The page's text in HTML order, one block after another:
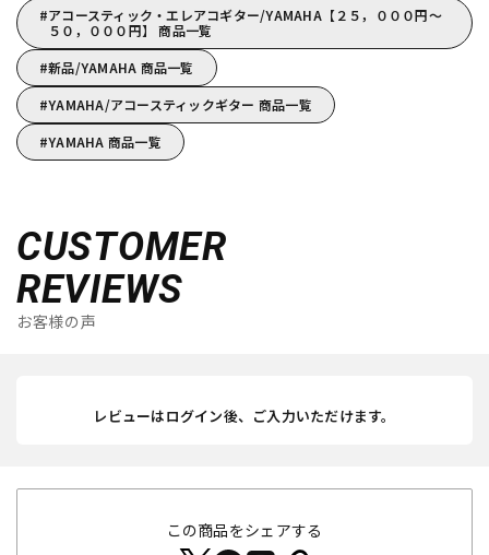
アコースティック・エレアコギター/YAMAHA【２５，０００円～
５０，０００円】 商品一覧
新品/YAMAHA 商品一覧
YAMAHA/アコースティックギター 商品一覧
YAMAHA 商品一覧
CUSTOMER
REVIEWS
お客様の声
レビューはログイン後、ご入力いただけます。
この商品をシェアする